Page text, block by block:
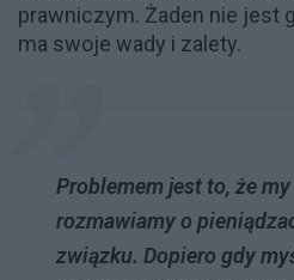
prawniczym. Żaden nie jest
ma swoje wady i zalety.
Problemem jest to, że
rozmawiamy o
związku. Dopiero gdy